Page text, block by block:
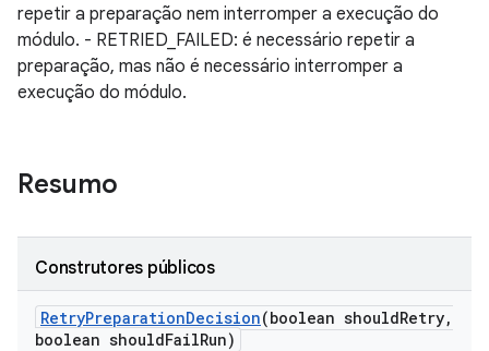
repetir a preparação nem interromper a execução do
módulo. - RETRIED_FAILED: é necessário repetir a
preparação, mas não é necessário interromper a
execução do módulo.
Resumo
Construtores públicos
RetryPreparationDecision(boolean shouldRetry,
boolean shouldFailRun)